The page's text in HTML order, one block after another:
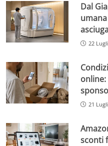
Dal
22
21
sconti